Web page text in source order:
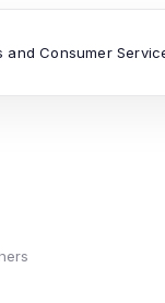
and Consumer